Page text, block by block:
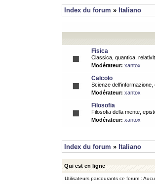
Index du forum » Italiano
Fisica
Classica, quantica,
Modérateur: xantox
Calcolo
Scienze dell'informazione,
Modérateur: xantox
Filosofia
Filosofia della mente,
Modérateur: xantox
Index du forum » Italiano
Qui est en ligne
Utilisateurs parcourants ce forum :